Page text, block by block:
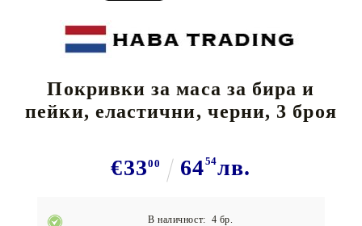
Покривки за маса за бира и
пейки, еластични, черни, 3 броя
€3300 6454лв.
В наличност: 4 бр.